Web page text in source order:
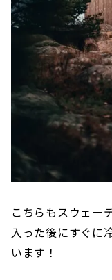
こちらもスウェー
入った後にすぐに
います！